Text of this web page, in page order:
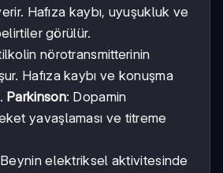
Hafıza kaybı, uyuşukluk ve
görülür.
nörotransmitterinin
Hafıza kaybı ve konuşma
Parkinson: Dopamin
yavaşlaması ve titreme
elektriksel aktivitesinde